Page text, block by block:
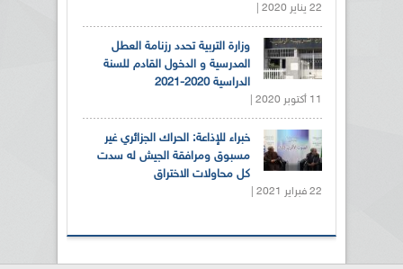
22 يناير 2020 |
وزارة التربية تحدد رزنامة العطل
المدرسية و الدخول القادم للسنة
الدراسية 2020-2021
11 أكتوبر 2020 |
خبراء للإذاعة: الحراك الجزائري غير
مسبوق ومرافقة الجيش له سدت
كل محاولات الاختراق
22 فبراير 2021 |